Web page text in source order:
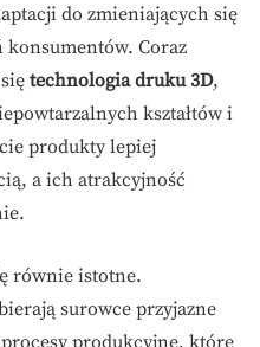
do zmieniających się
Coraz
technologia druku 3D,
kształtów i
produkty lepiej
a ich atrakcyjność
równie istotne.
surowce przyjazne
produkcyjne, które